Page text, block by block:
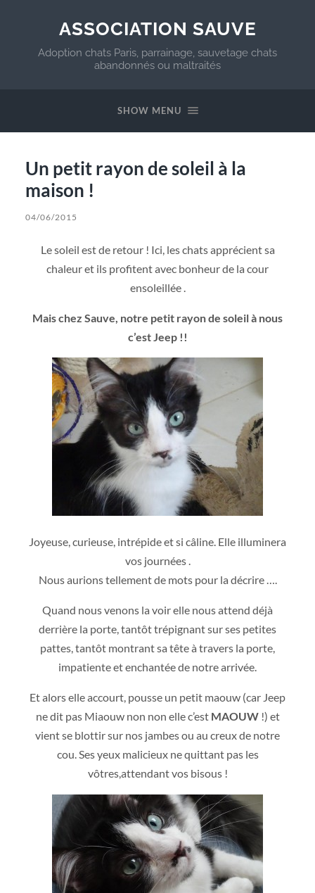
ASSOCIATION SAUVE
Adoption chats Paris, parrainage, sauvetage chats
abandonnés ou maltraités
SHOW MENU
Un petit rayon de soleil à la
maison !
04/06/2015
Le soleil est de retour ! Ici, les chats apprécient sa
chaleur et ils profitent avec bonheur de la cour
ensoleillée .
Mais chez Sauve, notre petit rayon de soleil à nous
c’est Jeep !!
Joyeuse, curieuse, intrépide et si câline. Elle illuminera
vos journées .
Nous aurions tellement de mots pour la décrire ….
Quand nous venons la voir elle nous attend déjà
derrière la porte, tantôt trépignant sur ses petites
pattes, tantôt montrant sa tête à travers la porte,
impatiente et enchantée de notre arrivée.
Et alors elle accourt, pousse un petit maouw (car Jeep
ne dit pas Miaouw non non elle c’est MAOUW!) et
vient se blottir sur nos jambes ou au creux de notre
cou. Ses yeux malicieux ne quittant pas les
vôtres,attendant vos bisous !